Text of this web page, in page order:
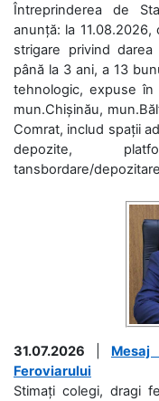
Întreprinderea de
anunță: la
strigare privind
până la 3 ani, a 13
tehnologic, expuse în
mun.Chișinău,
Comrat, includ spații
depozite,
tansbordare/
31.07.2026
Feroviarului
Stimați colegi, dragi